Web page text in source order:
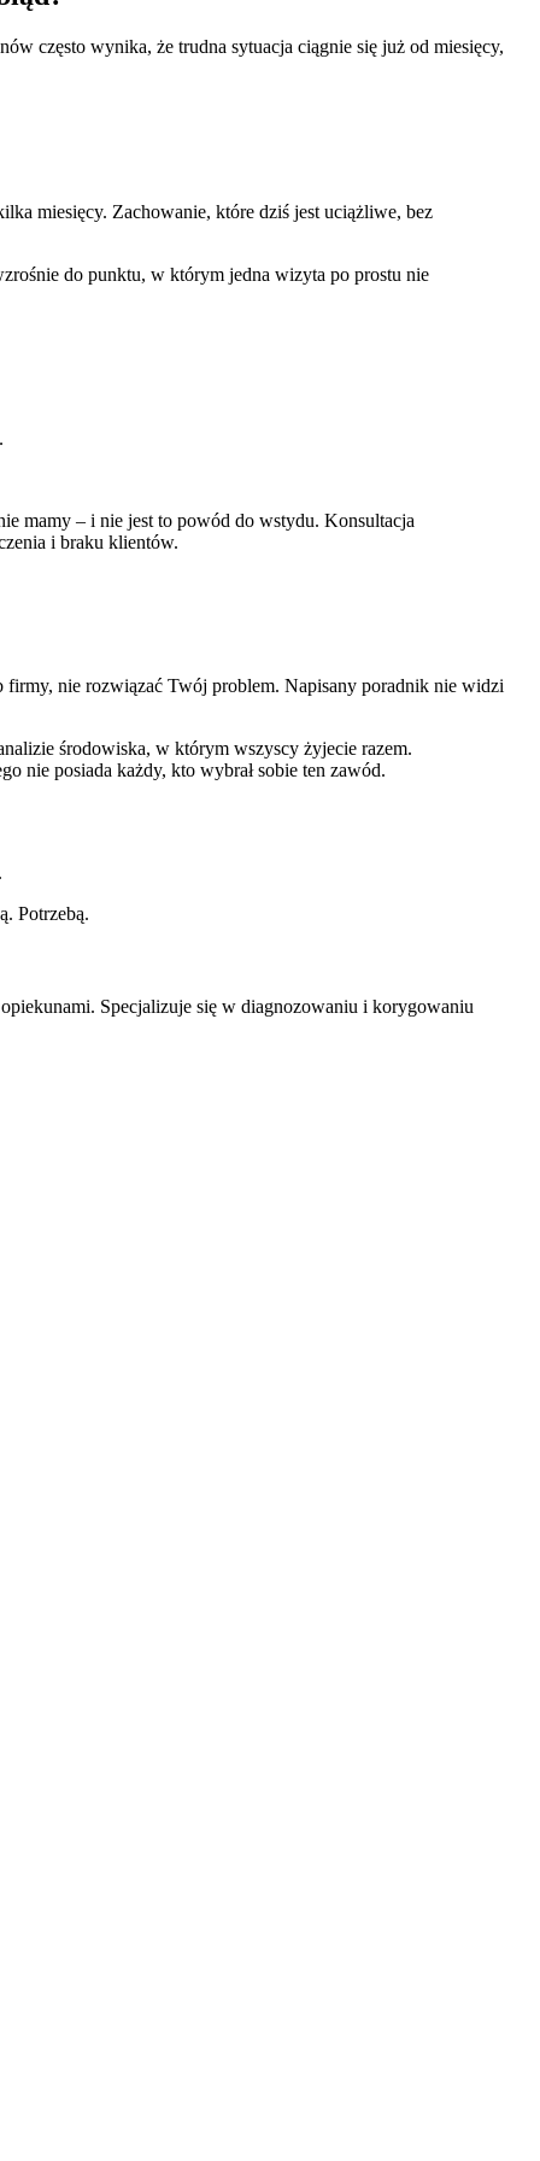
często wynika, że trudna sytuacja ciągnie się już od miesięcy,
miesięcy. Zachowanie, które dziś jest uciążliwe, bez
do punktu, w którym jedna wizyta po prostu nie
mamy – i nie jest to powód do wstydu. Konsultacja
i braku klientów.
firmy, nie rozwiązać Twój problem. Napisany poradnik nie widzi
środowiska, w którym wszyscy żyjecie razem.
nie posiada każdy, kto wybrał sobie ten zawód.
Potrzebą.
Specjalizuje się w diagnozowaniu i korygowaniu